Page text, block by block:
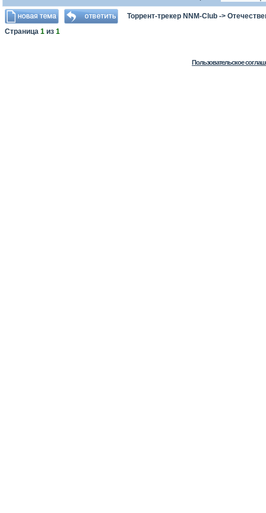
Торрент-трекер NNM-Club ->
Страница 1 из 1
Пользовательское